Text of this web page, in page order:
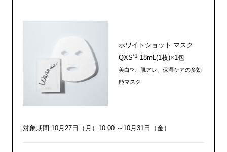
ホワイトショット マスク
QXS*1 18mL(1枚)×1包
美白*2
、肌アレ、保湿ケアの多効
能マスク
対象期間:10月27日（月）10:00 ～10月31日（金）